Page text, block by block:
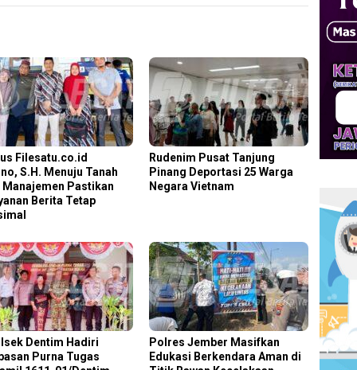
Filesatu.co.id
S.H. Menuju Tanah
Manajemen Pastikan
Berita Tetap
Rudenim Pusat Tanjung
Pinang Deportasi 25 Warga
Negara Vietnam
Dentim Hadiri
Purna Tugas
Polres Jember Masifkan
Edukasi Berkendara Aman di